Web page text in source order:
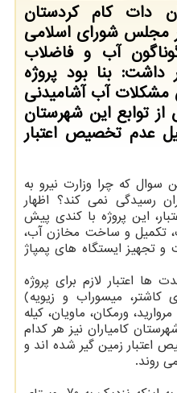
دات کام کردستان
مجلس شورای اسلامی
آب و فاضلاب
داشت: بنا بود پروژه
مشکلات آب آشامیدنی
توابع این شهرستان
عدم تخصیص اعتبار
سوال کە چرا وزارت نیرو به
رسیدگی نمی کند؟ اظهار
این پروژه با کندی پیش
تکمیل و ساخت مخازن آب،
تجهیز ایستگاه های پمپاژ
ها اعتبار لازم برای پروژه
کاشتر، میسوراب و زیویه)
ورمکان، ماویان، کیله
کامیاران نیز هر کدام
اعتبار زمین گیر شده اند و
روند.